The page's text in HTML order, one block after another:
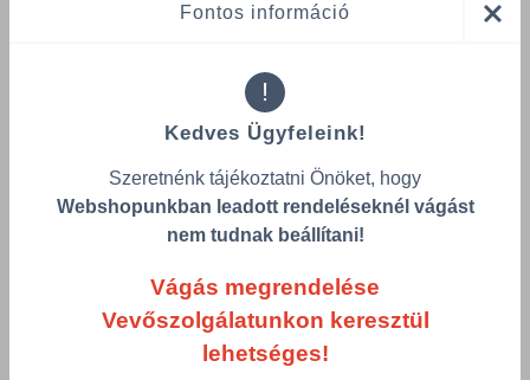
Összes termék (a rendezéshez - SZŰRÉS - kattints a lenti
Termékek oldalanként
grid.filter.title.mobile
Visszaállítás
Szélesség
Fontos információ
!
Kedves Ügyfeleink!
Szeretnénk tájékoztatni Önöket, hogy
Webshopunkban leadott rendeléseknél vágást
nem tudnak beállítani!
Vágás megrendelése
Vevőszolgálatunkon keresztül
lehetséges!